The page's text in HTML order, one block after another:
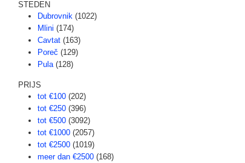
STEDEN
Dubrovnik (1022)
Mlini (174)
Cavtat (163)
Poreč (129)
Pula (128)
PRIJS
tot €100 (202)
tot €250 (396)
tot €500 (3092)
tot €1000 (2057)
tot €2500 (1019)
meer dan €2500 (168)